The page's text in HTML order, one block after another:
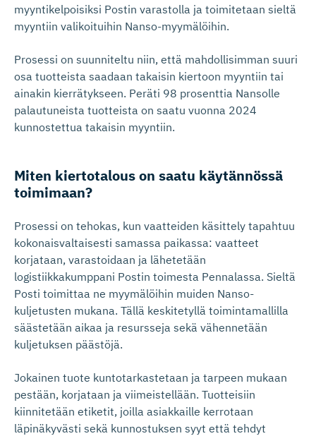
myyntikelpoisiksi Postin varastolla ja toimitetaan sieltä
myyntiin valikoituihin Nanso-myymälöihin.
Prosessi on suunniteltu niin, että mahdollisimman suuri
osa tuotteista saadaan takaisin kiertoon myyntiin tai
ainakin kierrätykseen. Peräti 98 prosenttia Nansolle
palautuneista tuotteista on saatu vuonna 2024
kunnostettua takaisin myyntiin.
Miten kiertotalous on saatu käytännössä
toimimaan?
Prosessi on tehokas, kun vaatteiden käsittely tapahtuu
kokonaisvaltaisesti samassa paikassa: vaatteet
korjataan, varastoidaan ja lähetetään
logistiikkakumppani Postin toimesta Pennalassa. Sieltä
Posti toimittaa ne myymälöihin muiden Nanso-
kuljetusten mukana. Tällä keskitetyllä toimintamallilla
säästetään aikaa ja resursseja sekä vähennetään
kuljetuksen päästöjä.
Jokainen tuote kuntotarkastetaan ja tarpeen mukaan
pestään, korjataan ja viimeistellään. Tuotteisiin
kiinnitetään etiketit, joilla asiakkaille kerrotaan
läpinäkyvästi sekä kunnostuksen syyt että tehdyt